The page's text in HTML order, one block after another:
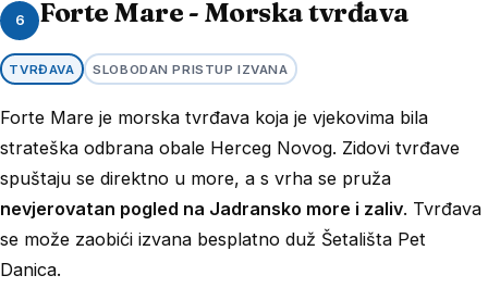
6 Forte Mare - Morska tvrđava
TVRĐAVA SLOBODAN PRISTUP IZVANA
Forte Mare je morska tvrđava koja je vjekovima bila
strateška odbrana obale Herceg Novog. Zidovi tvrđave
spuštaju se direktno u more, a s vrha se pruža
nevjerovatan pogled na Jadransko more i zaliv. Tvrđava
se može zaobići izvana besplatno duž Šetališta Pet
Danica.